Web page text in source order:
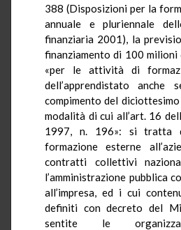
388 (Disposizioni per la
annuale e pluriennale
finanziaria 2001), la
finanziamento di 100
«per le attività di
dell’apprendistato
compimento del
modalità di cui all’art. 16
1997, n. 196»: si tratta
formazione esterne
contratti collettivi
l’amministrazione pubblica
all’impresa, ed i cui
definiti con decreto del
sentite le